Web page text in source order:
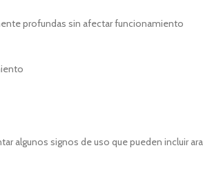
profundas sin afectar funcionamiento
algunos signos de uso que pueden incluir